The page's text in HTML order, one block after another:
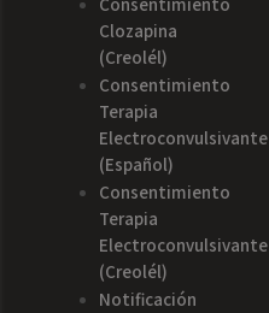
Clozapina
(creolél)
Consentimiento
Terapia
Electroconvulsivante
(español)
Consentimiento
Terapia
Electroconvulsivante
(creolél)
Notificación